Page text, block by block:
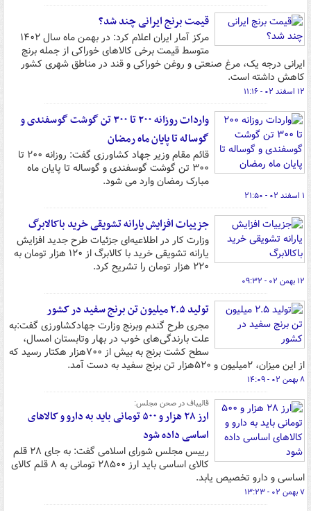
قیمت برنج ایرانی چند شد؟
مرکز آمار ایران اعلام کرد: در بهمن ماه سال ۱۴۰۲
متوسط قیمت برخی کالاهای خوراکی از جمله برنج
ایرانی درجه یک، مرغ صنعتی و روغن خوراکی و قند در مناطق شهری کشور
کاهش داشته است.
۱۲ اسفند ۰۲ - ۱۱:۱۶
واردات روزانه ۲۰۰ تا ۳۰۰ تن گوشت گوسفندی و
گوساله تا پایان ماه رمضان
قائم مقام وزیر جهاد کشاورزی گفت: روزانه ۲۰۰ تا
۳۰۰ تن گوشت گوسفندی و گوساله تا پایان ماه
مبارک رمضان وارد می شود.
۱ اسفند ۰۲ - ۲۱:۵۰
جزییات افزایش یارانه تشویقی خرید باکالابرگ
وزارت کار در اطلاعیه‌ای جزئیات طرح جدید افزایش
یارانه تشویقی خرید با کالابرگ از ۱۲۰ هزار تومان به
۲۲۰ هزار تومان را تشریح کرد.
۱۲ بهمن ۰۲ - ۰۹:۳۲
تولید ۲.۵ میلیون تن برنج سفید در کشور
مجری طرح گندم وبرنج وزارت جهادکشاورزی گفت:به
علت بارندگی‌های خوب در بهار وتابستان امسال،
سطح کشت برنج به بیش از ۷۰۰هزار هکتار رسید که
از این میزان، ۲میلیون و ۵۲۰هزار تن برنج سفید به دست آمد.
۸ بهمن ۰۲ - ۱۴:۰۹
قالیباف در صحن مجلس:
ارز ۲۸ هزار و ۵۰۰ تومانی باید به دارو و کالاهای
اساسی داده شود
رییس مجلس شورای اسلامی گفت: به جای ۲۸ قلم
کالای اساسی باید ارز ۲۸۵۰۰ تومانی به ۸ قلم کالای
اساسی و دارو تخصیص یابد.
۷ بهمن ۰۲ - ۱۳:۲۳